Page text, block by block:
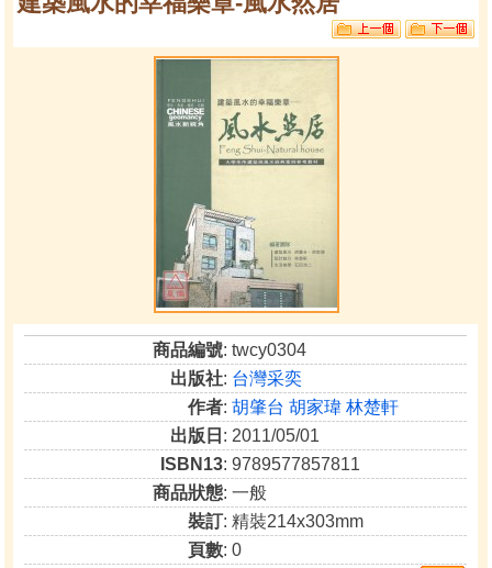
商品編號: twcy0304
出版社: 台灣采奕
作者:胡肇台 胡家瑋 林楚軒
出版日 : 2011/05/01
ISBN13: 9789577857811
商品狀態: 一般
裝訂: 精裝214x303mm
頁數: 0